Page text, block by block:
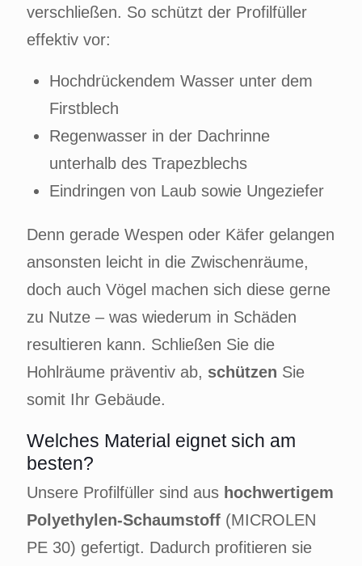
verschließen. So schützt der Profilfüller
effektiv vor:
Hochdrückendem Wasser unter dem
Firstblech
Regenwasser in der Dachrinne
unterhalb des Trapezblechs
Eindringen von Laub sowie Ungeziefer
Denn gerade Wespen oder Käfer gelangen
ansonsten leicht in die Zwischenräume,
doch auch Vögel machen sich diese gerne
zu Nutze – was wiederum in Schäden
resultieren kann. Schließen Sie die
Hohlräume präventiv ab, schützen Sie
somit Ihr Gebäude.
Welches Material eignet sich am
besten?
Unsere Profilfüller sind aus hochwertigem
Polyethylen-Schaumstoff (MICROLEN
PE 30) gefertigt. Dadurch profitieren sie